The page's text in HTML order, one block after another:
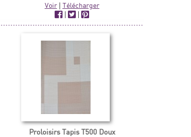
Voir| Télécharger
|
|
Proloisirs Tapis T500 Doux